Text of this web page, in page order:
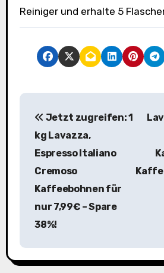
Reiniger und erhalte 5
B
g
Jetzt zugreifen: 1
kg Lavazza,
Espresso Italiano
Cremoso
Kaffeebohnen für
nur 7,99€ – Spare
38%!